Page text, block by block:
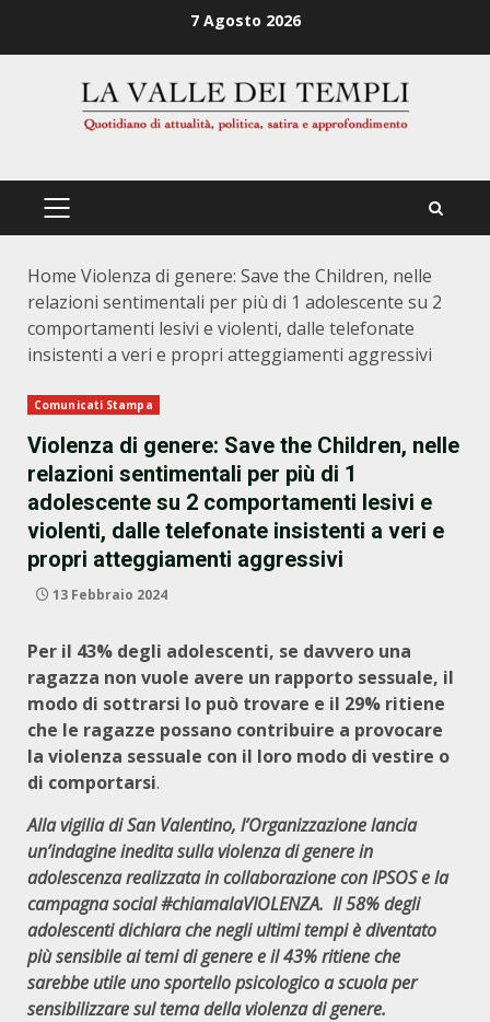
7 Agosto 2026
PRIMÄRES
Home Violenza di genere: Save the Children, nelle
relazioni sentimentali per più di 1 adolescente su 2
comportamenti lesivi e violenti, dalle telefonate
insistenti a veri e propri atteggiamenti aggressivi
Comunicati Stampa
Violenza di genere: Save the Children, nelle
relazioni sentimentali per più di 1
adolescente su 2 comportamenti lesivi e
violenti, dalle telefonate insistenti a veri e
propri atteggiamenti aggressivi
13 Febbraio 2024
Per il 43% degli adolescenti, se davvero una
ragazza non vuole avere un rapporto sessuale, il
modo di sottrarsi lo può trovare e il 29% ritiene
che le ragazze possano contribuire a provocare
la violenza sessuale con il loro modo di vestire o
di comportarsi.
Alla vigilia di San Valentino, l’Organizzazione lancia
un’indagine inedita sulla violenza di genere in
adolescenza realizzata in collaborazione con IPSOS e la
campagna social #chiamalaVIOLENZA. Il 58% degli
adolescenti dichiara che negli ultimi tempi è diventato
più sensibile ai temi di genere e il 43% ritiene che
sarebbe utile uno sportello psicologico a scuola per
sensibilizzare sul tema della violenza di genere.